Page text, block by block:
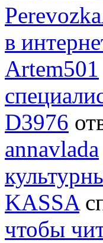
в
Artem501
D3976
annavlada
KASSA
чтобы